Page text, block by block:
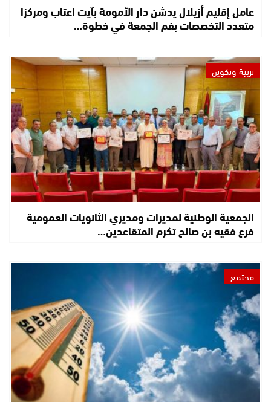
عامل إقليم أزيلال يدشن دار الأمومة بآيت اعتاب ومركزا
متعدد التخصصات بفم الجمعة في خطوة…
تربية وتكوين
الجمعية الوطنية لمديرات ومديري الثانويات العمومية
فرع فقيه بن صالح تكرم المتقاعدين…
مجتمع